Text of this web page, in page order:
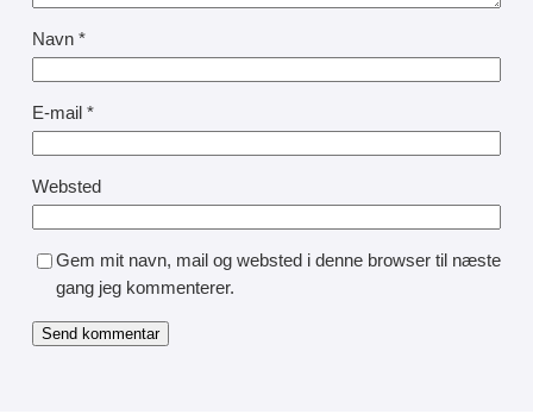
Navn *
E-mail *
Websted
Gem mit navn, mail og websted i denne browser til næste
gang jeg kommenterer.